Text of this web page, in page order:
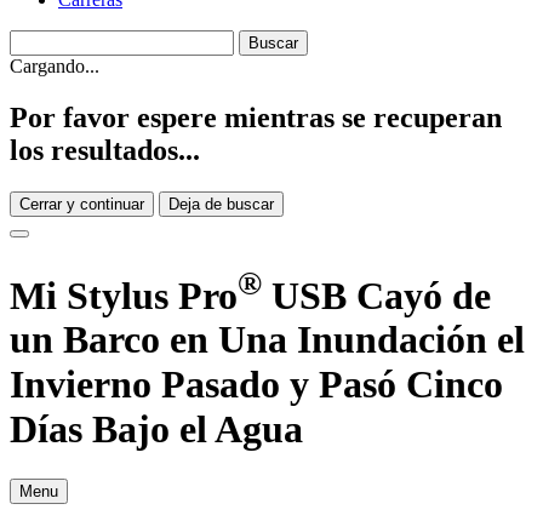
Cargando...
Por favor espere mientras se recuperan
los resultados...
Cerrar y continuar Deja de buscar
Mi Stylus Pro® USB Cayó de
un Barco en Una Inundación el
Invierno Pasado y Pasó Cinco
Días Bajo el Agua
Menu